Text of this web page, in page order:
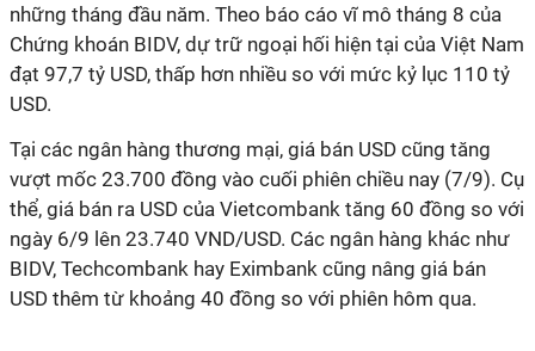
những tháng đầu năm. Theo báo cáo vĩ mô tháng 8 của
Chứng khoán BIDV, dự trữ ngoại hối hiện tại của Việt Nam
đạt 97,7 tỷ USD, thấp hơn nhiều so với mức kỷ lục 110 tỷ
USD.
Tại các ngân hàng thương mại, giá bán USD cũng tăng
vượt mốc 23.700 đồng vào cuối phiên chiều nay (7/9). Cụ
thể, giá bán ra USD của Vietcombank tăng 60 đồng so với
ngày 6/9 lên 23.740 VND/USD. Các ngân hàng khác như
BIDV, Techcombank hay Eximbank cũng nâng giá bán
USD thêm từ khoảng 40 đồng so với phiên hôm qua.